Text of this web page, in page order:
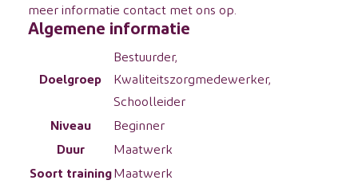
meer informatie contact met ons op.
Algemene informatie
Doelgroep
Bestuurder,
Kwaliteitszorgmedewerker,
Schoolleider
Niveau
Beginner
Duur
Maatwerk
Soort trainingMaatwerk